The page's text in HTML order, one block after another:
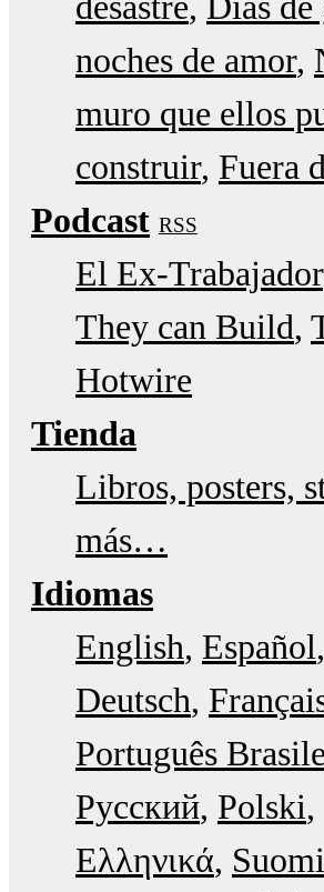
noches de amor
muro que ellos
construir Fuera
Podcast RSS
El Ex-Trabajador
They can Build
Hotwire
Tienda
Libros, posters,
más…
Idiomas
English Español
Deutsch
Português
Русский Polski
Ελληνικά Suomi